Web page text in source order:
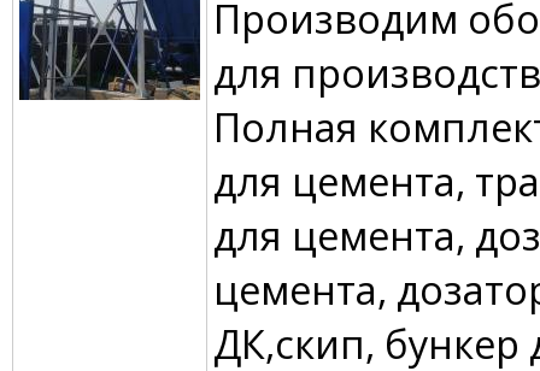
Производим
для
Полная
для цемента,
для цемента,
цемента,
ДК,скип, бункер